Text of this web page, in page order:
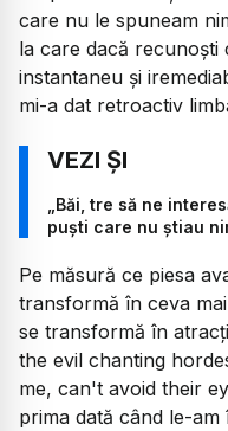
care nu le spuneam
la care dacă
instantaneu și
mi-a dat retroactiv
„Băi, tre să ne
puști care nu știau
Pe măsură ce piesa
transformă în ceva
se transformă în
the evil chanting
me, can't avoid their
prima dată când le-